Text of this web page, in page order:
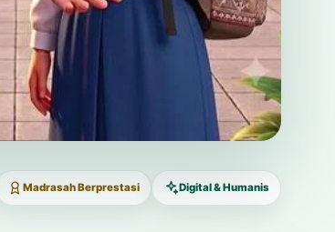
Madrasah Berprestasi Digital & Humanis